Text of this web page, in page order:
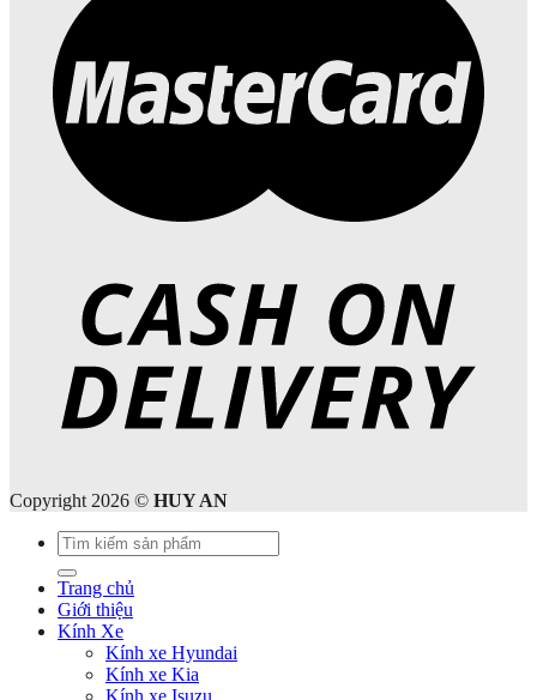
Copyright 2026 © HUY AN
Tìm
kiếm:
Trang chủ
Giới thiệu
Kính Xe
Kính xe Hyundai
Kính xe Kia
Kính xe Isuzu